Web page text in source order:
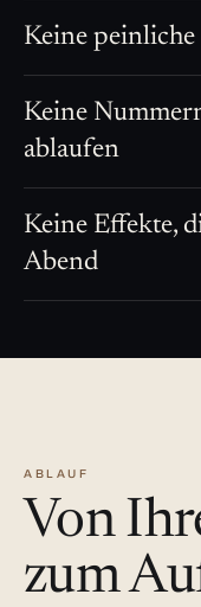
Keine peinliche
Keine
ablaufen
Keine Effekte,
Abend
ABLAUF
Von
zum